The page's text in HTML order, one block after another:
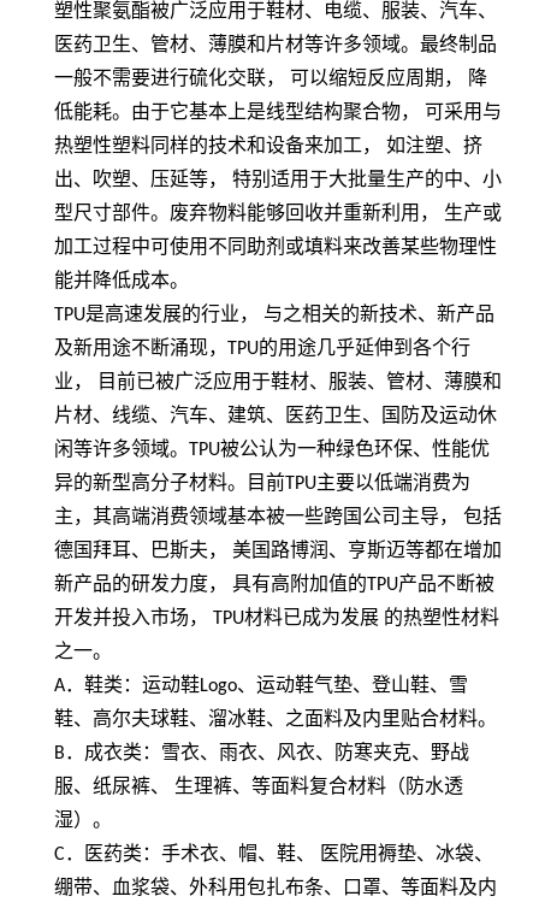
塑性聚氨酯被广泛应用于鞋材、电缆、服装、汽车、
医药卫生、管材、薄膜和片材等许多领域。最终制品
一般不需要进行硫化交联，
可以缩短反应周期，
降
低能耗。由于它基本上是线型结构聚合物，
可采用与
热塑性塑料同样的技术和设备来加工，
如注塑、挤
出、吹塑、压延等，
特别适用于大批量生产的中、小
型尺寸部件。废弃物料能够回收并重新利用，
生产或
加工过程中可使用不同助剂或填料来改善某些物理性
能并降低成本。
TPU是高速发展的行业， 与之相关的新技术、新产品
及新用途不断涌现， TPU的用途几乎延伸到各个行
业， 目前已被广泛应用于鞋材、服装、管材、薄膜和
片材、线缆、汽车、建筑、医药卫生、国防及运动休
闲等许多领域。 TPU被公认为一种绿色环保、性能优
异的新型高分子材料。目前TPU主要以低端消费为
主，其高端消费领域基本被一些跨国公司主导， 包括
德国拜耳、巴斯夫， 美国路博润、亨斯迈等都在增加
新产品的研发力度， 具有高附加值的TPU产品不断被
开发并投入市场， TPU材料已成为发展 的热塑性材料
之一。
A．鞋类：运动鞋Logo、运动鞋气垫、登山鞋、雪
鞋、高尔夫球鞋、溜冰鞋、之面料及内里贴合材料。
B．成衣类：雪衣、雨衣、风衣、防寒夹克、野战
服、纸尿裤、 生理裤、等面料复合材料（防水透
湿）。
C．医药类：手术衣、帽、鞋、 医院用褥垫、冰袋、
绷带、血浆袋、外科用包扎布条、口罩、等面料及内